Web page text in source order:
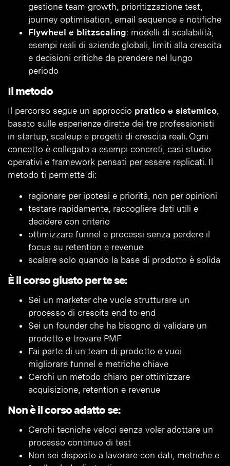
gestione team growth, prioritizzazione test,
journey optimisation, email sequence e notifiche
Flywheel e blitzscaling: modelli di scalabilità,
esempi reali di aziende globali, limiti alla crescita
e decisioni critiche da prendere nel lungo
periodo
Il metodo
Il percorso segue un approccio pratico e sistemico,
basato sulle esperienze dirette dei tre professionisti
in startup, scaleup e progetti di crescita reali. Ogni
concetto è collegato a esempi concreti, casi studio
operativi e framework pensati per essere replicati. Il
metodo ti permette di:
ragionare per ipotesi e priorità, non per opinioni
testare rapidamente, raccogliere dati utili e
decidere con criterio
ottimizzare funnel e processi senza perdere il
focus su retention e revenue
scalare solo quando la base di prodotto è solida
È il corso giusto per te se:
Sei un marketer che vuole strutturare un
processo di crescita end-to-end
Sei un founder che ha bisogno di validare un
prodotto e trovare PMF
Fai parte di un team di prodotto e vuoi
migliorare funnel e metriche chiave
Cerchi un metodo chiaro per ottimizzare
acquisizione, retention e revenue
Non è il corso adatto se:
Cerchi tecniche veloci senza voler adottare un
processo continuo di test
Non sei disposto a lavorare con dati, metriche e